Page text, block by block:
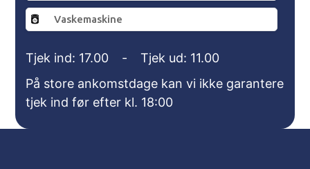
Vaskemaskine
Tjek ind: 17.00 -
Tjek ud: 11.00
På store ankomstdage kan vi ikke garantere
tjek ind før efter kl. 18:00